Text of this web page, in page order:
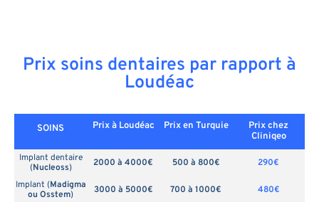
Prix soins dentaires par rapport à
Loudéac
SOINS Prix à Loudéac Prix en Turquie
Prix chez
Cliniqeo
Implant dentaire
(Nucleoss) 2000 à 4000€ 500 à 800€
290€
Implant (Madigma
ou Osstem) 3000 à 5000€ 700 à 1000€
480€